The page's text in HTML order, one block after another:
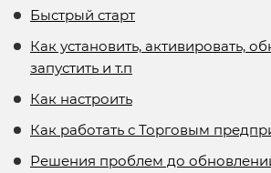
Быстрый старт
Как установить, активировать,
запустить и т.п
Как настроить
Как работать с Торговым
Решения проблем до